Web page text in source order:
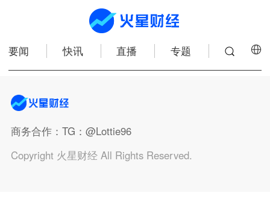
要闻 快讯 直播 专题
商务合作：TG：@Lottie96
Copyright 火星财经 All Rights Reserved.